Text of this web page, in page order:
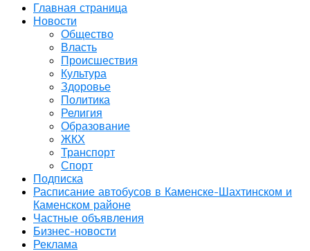
Главная страница
Новости
Общество
Власть
Происшествия
Культура
Здоровье
Политика
Религия
Образование
ЖКХ
Транспорт
Спорт
Подписка
Расписание автобусов в Каменске-Шахтинском и
Каменском районе
Частные объявления
Бизнес-новости
Реклама